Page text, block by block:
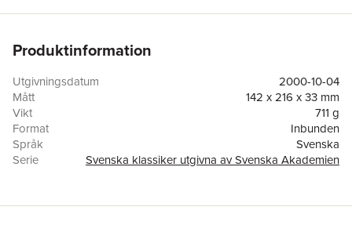
Produktinformation
Utgivningsdatum
2000-10-04
Mått
142 x 216 x 33 mm
Vikt
711 g
Format
Inbunden
Språk
Svenska
Serie
Svenska klassiker utgivna av Svenska Akademien
Förlag
Norstedts